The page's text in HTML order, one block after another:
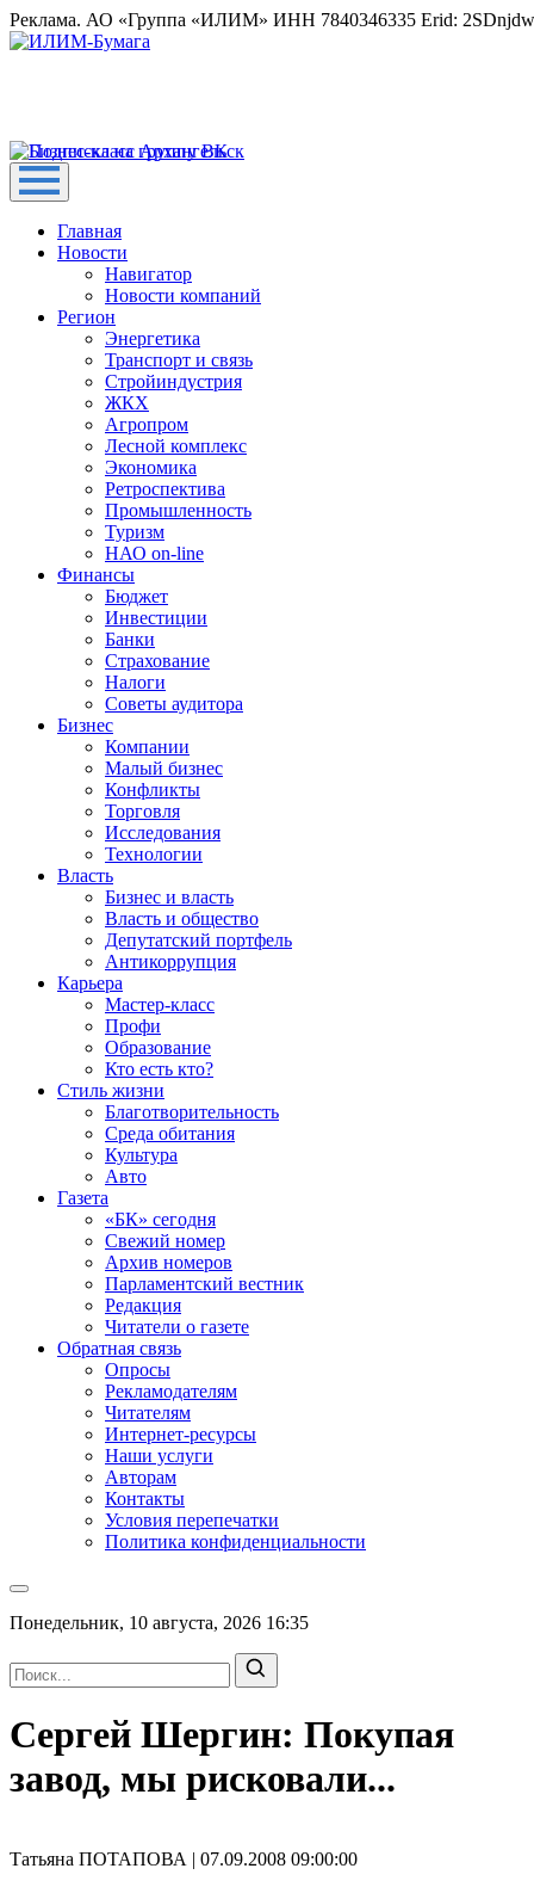
Реклама. АО «Группа «ИЛИМ» ИНН 7840346335 Erid:
Главная
Новости
Навигатор
Новости компаний
Регион
Энергетика
Транспорт и связь
Стройиндустрия
ЖКХ
Агропром
Лесной комплекс
Экономика
Ретроспектива
Промышленность
Туризм
НАО on-line
Финансы
Бюджет
Инвестиции
Банки
Страхование
Налоги
Советы аудитора
Бизнес
Компании
Малый бизнес
Конфликты
Торговля
Исследования
Технологии
Власть
Бизнес и власть
Власть и общество
Депутатский портфель
Антикоррупция
Карьера
Мастер-класс
Профи
Образование
Кто есть кто?
Стиль жизни
Благотворительность
Среда обитания
Культура
Авто
Газета
«БК» сегодня
Свежий номер
Архив номеров
Парламентский вестник
Редакция
Читатели о газете
Обратная связь
Опросы
Рекламодателям
Читателям
Интернет-ресурсы
Наши услуги
Авторам
Контакты
Условия перепечатки
Политика конфиденциальности
Понедельник, 10 августа, 2026 16:35
Сергей Шергин: Покупая
завод, мы рисковали...
Татьяна ПОТАПОВА | 07.09.2008 09:00:00